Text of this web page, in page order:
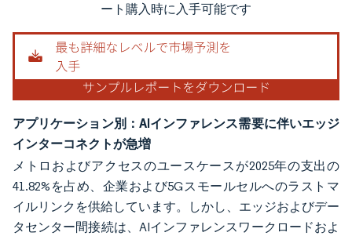
ート購入時に入手可能です
アプリケーション別：AIインファレンス需要に伴いエッジ
インターコネクトが急増
メトロおよびアクセスのユースケースが2025年の支出の
41.82%を占め、企業および5Gスモールセルへのラストマ
イルリンクを供給しています。しかし、エッジおよびデー
タセンター間接続は、AIインファレンスワークロードおよ